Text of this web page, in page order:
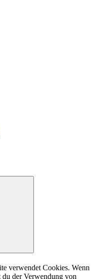
verwendet Cookies. Wenn
der Verwendung von